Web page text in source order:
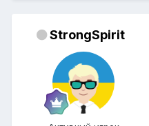
StrongSpirit